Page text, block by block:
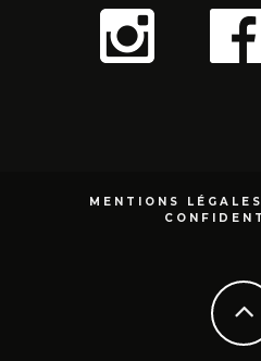
MENTIONS